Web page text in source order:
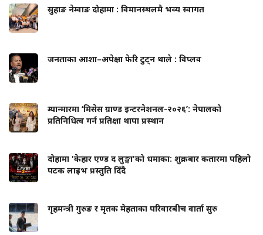
सुहाङ नेम्वाङ दोहामा : विमानस्थलमै भव्य स्वागत
जनताका आशा–अपेक्षा फेरि टुट्न थाले : विप्लव
म्यान्मारमा ‘मिसेस ग्राण्ड इन्टरनेशनल-२०२६’: नेपालको
प्रतिनिधित्व गर्न प्रतिक्षा थापा प्रस्थान
दोहामा 'केहार एण्ड द लुङ्गा'को धमाका: शुक्रबार कतारमा पहिलो
पटक लाइभ प्रस्तुति दिँदै
गृहमन्त्री गुरुङ र मृतक मेहताका परिवारबीच वार्ता सुरु